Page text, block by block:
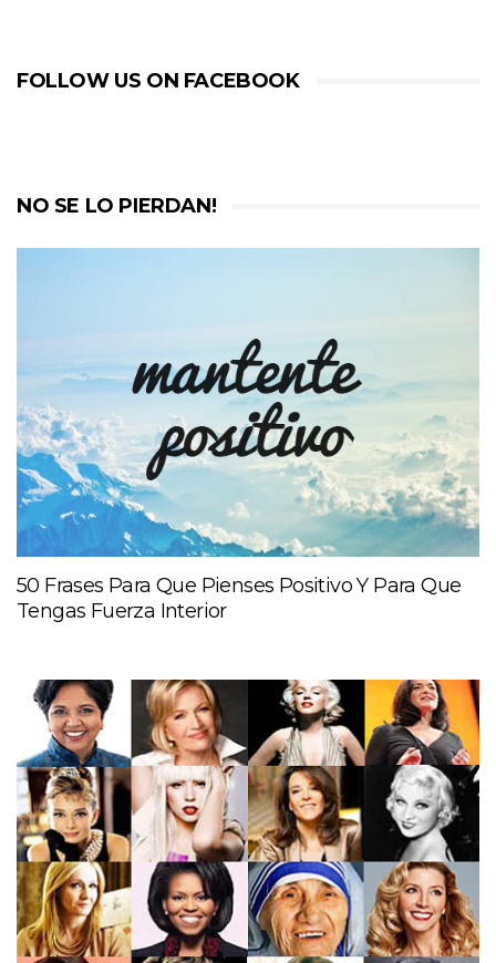
FOLLOW US ON FACEBOOK
NO SE LO PIERDAN!
50 Frases Para Que Pienses Positivo Y Para Que
Tengas Fuerza Interior